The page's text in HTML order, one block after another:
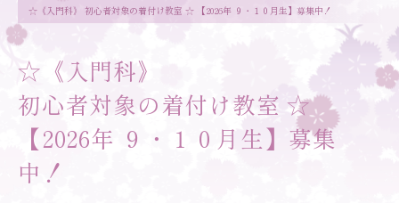
☆《入門科》 初心者対象の着付け教室 ☆ 【2026年 ９・１０月生】募集中！
☆《入門科》
初心者対象の着付け教室 ☆
【2026年 ９・１０月生】募集
中！